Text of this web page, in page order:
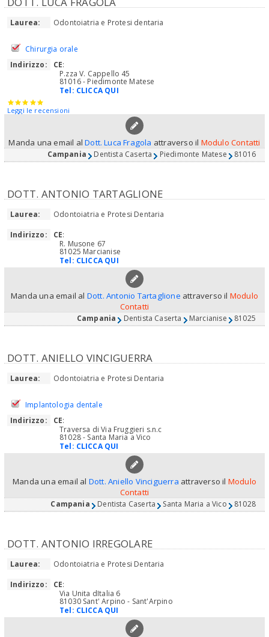
Laurea: Odontoiatria e Protesi dentaria
Chirurgia orale
Indirizzo:
CE:
P.zza V. Cappello 45
81016 - Piedimonte Matese
Tel: CLICCA QUI
Leggi le recensioni
Manda una email alDott. Luca Fragola attraverso il Modulo Contatti
Campania Dentista Caserta Piedimonte Matese 81016
DOTT. ANTONIO TARTAGLIONE
Laurea:
Odontoiatria e Protesi Dentaria
Indirizzo:
CE:
R. Musone 67
81025 Marcianise
Tel: CLICCA QUI
Manda una email al Dott. Antonio Tartaglione attraverso il Modulo
Contatti
Campania Dentista Caserta Marcianise 81025
DOTT. ANIELLO VINCIGUERRA
Laurea: Odontoiatria e Protesi Dentaria
Implantologia dentale
Indirizzo:
CE:
Traversa di Via Fruggieri s.n.c
81028 - Santa Maria a Vico
Tel: CLICCA QUI
Manda una email al Dott. Aniello Vinciguerra attraverso il Modulo
Contatti
Campania Dentista Caserta Santa Maria a Vico 81028
DOTT. ANTONIO IRREGOLARE
Laurea:
Odontoiatria e Protesi Dentaria
Indirizzo:
CE:
Via Unita dItalia 6
81030 Sant' Arpino - Sant'Arpino
Tel: CLICCA QUI